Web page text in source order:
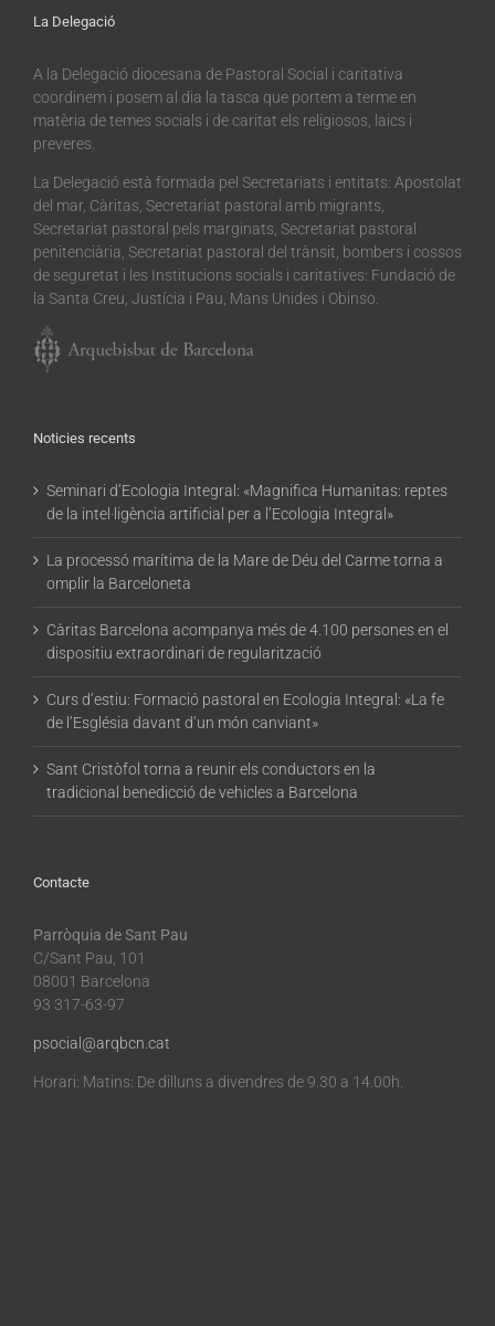
La Delegació
A la Delegació diocesana de Pastoral Social i caritativa
coordinem i posem al dia la tasca que portem a terme en
matèria de temes socials i de caritat els religiosos, laics i
preveres.
La Delegació està formada pel Secretariats i entitats: Apostolat
del mar, Càritas, Secretariat pastoral amb migrants,
Secretariat pastoral pels marginats, Secretariat pastoral
penitenciària, Secretariat pastoral del trànsit, bombers i cossos
de seguretat i les Institucions socials i caritatives: Fundació de
la Santa Creu, Justícia i Pau, Mans Unides i Obinso.
Noticies recents
Seminari d’Ecologia Integral: «Magnifica Humanitas: reptes
de la intel·ligència artificial per a l’Ecologia Integral»
La processó marítima de la Mare de Déu del Carme torna a
omplir la Barceloneta
Càritas Barcelona acompanya més de 4.100 persones en el
dispositiu extraordinari de regularització
Curs d’estiu: Formació pastoral en Ecologia Integral: «La fe
de l’Església davant d’un món canviant»
Sant Cristòfol torna a reunir els conductors en la
tradicional benedicció de vehicles a Barcelona
Contacte
Parròquia de Sant Pau
C/Sant Pau, 101
08001 Barcelona
93 317-63-97
psocial@arqbcn.cat
Horari: Matins: De dilluns a divendres de 9.30 a 14.00h.